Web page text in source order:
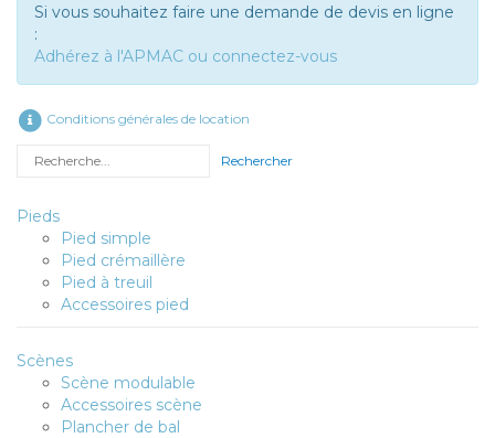
Si vous souhaitez faire une demande de devis en ligne
:
Adhérez à l'APMAC ou connectez-vous
Conditions générales de location
Rechercher
Pieds
Pied simple
Pied crémaillère
Pied à treuil
Accessoires pied
Scènes
Scène modulable
Accessoires scène
Plancher de bal